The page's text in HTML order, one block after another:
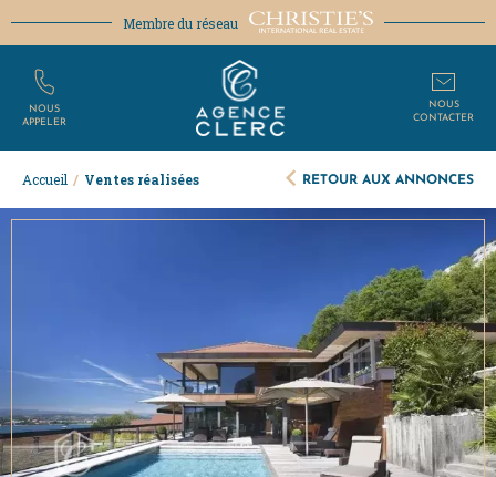
Accueil / Ventes réalisées RETOUR AUX ANNONCES
Membre du réseau
NOUS
APPELER
NOUS
CONTACTER